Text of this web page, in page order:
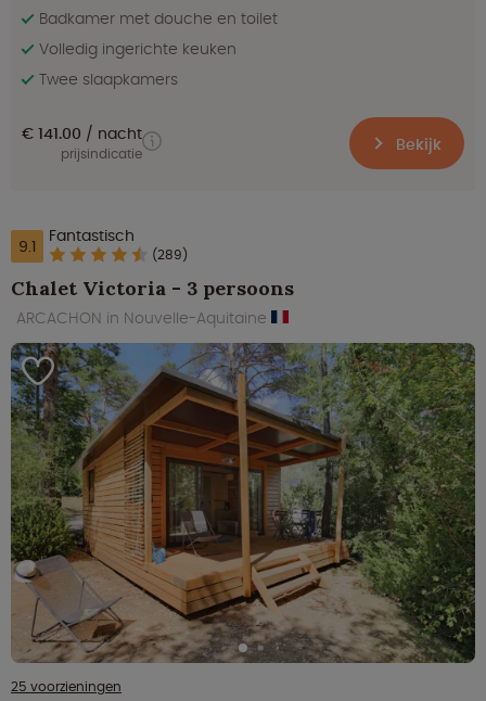
Badkamer met douche en toilet
Volledig ingerichte keuken
Twee slaapkamers
€ 141.00 nacht
prijsindicatie Bekijk
9.1 Fantastisch
(289)
Chalet Victoria - 3 persoons
ARCACHON in Nouvelle-Aquitaine
25 voorzieningen